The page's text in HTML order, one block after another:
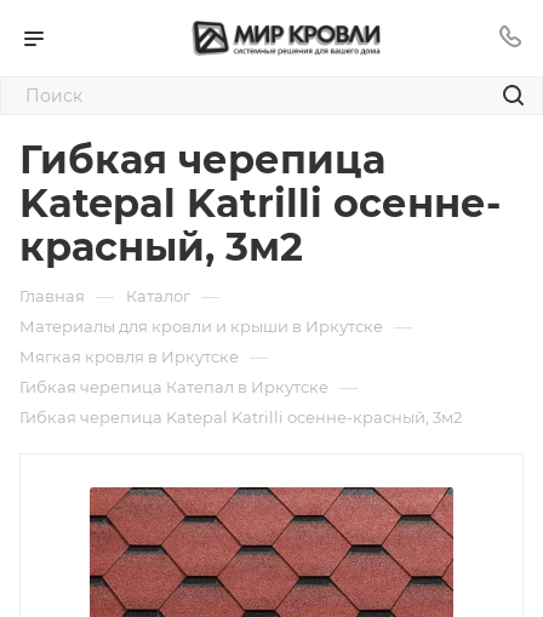
Гибкая черепица
Katepal Katrilli осенне-
красный, 3м2
Главная — Каталог —
Материалы для кровли и крыши в Иркутске —
Мягкая кровля в Иркутске —
Гибкая черепица Катепал в Иркутске —
Гибкая черепица Katepal Katrilli осенне-красный, 3м2